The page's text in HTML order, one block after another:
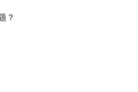
？